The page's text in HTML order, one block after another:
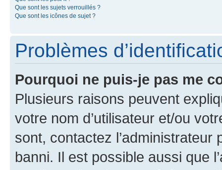
Que sont les sujets verrouillés ?
Que sont les icônes de sujet ?
Problèmes
Pourquoi ne puis-je pas me
Plusieurs raisons peuvent
votre nom d’utilisateur et/ou
sont, contactez l’administrateur
banni. Il est possible aussi que